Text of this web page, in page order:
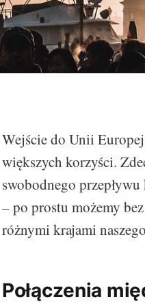
Wejście do Unii
większych korzyści.
swobodnego
– po prostu możemy
różnymi krajami
Połączenia